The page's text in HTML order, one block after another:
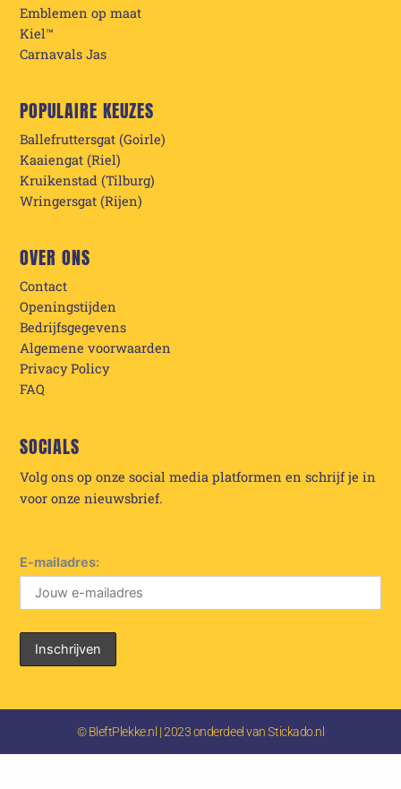
Emblemen op maat
Kiel™
Carnavals Jas
POPULAIRE KEUZES
Ballefruttersgat (Goirle)
Kaaiengat (Riel)
Kruikenstad (Tilburg)
Wringersgat (Rijen)
OVER ONS
Contact
Openingstijden
Bedrijfsgegevens
Algemene voorwaarden
Privacy Policy
FAQ
SOCIALS
Volg ons op onze social media platformen en schrijf je in
voor onze nieuwsbrief.
E-mailadres:
© BleftPlekke.nl | 2023 onderdeel van Stickado.nl